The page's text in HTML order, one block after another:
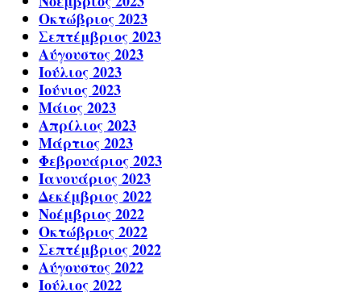
Οκτώβριος 2023
Σεπτέμβριος 2023
Αύγουστος 2023
Ιούλιος 2023
Ιούνιος 2023
Μάιος 2023
Απρίλιος 2023
Μάρτιος 2023
Φεβρουάριος 2023
Ιανουάριος 2023
Δεκέμβριος 2022
Νοέμβριος 2022
Οκτώβριος 2022
Σεπτέμβριος 2022
Αύγουστος 2022
Ιούλιος 2022